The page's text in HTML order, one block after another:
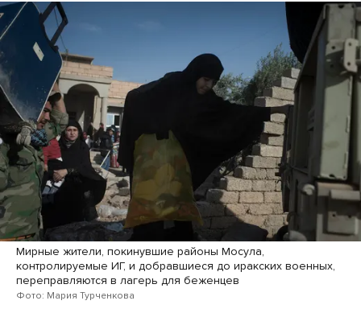
Мирные жители, покинувшие районы Мосула,
контролируемые ИГ, и добравшиеся до иракских военных,
переправляются в лагерь для беженцев
Фото: Мария Турченкова